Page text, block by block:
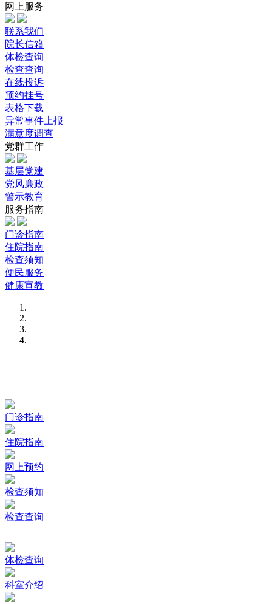
网上服务
联系我们
院长信箱
体检查询
检查查询
在线投诉
预约挂号
表格下载
异常事件上报
满意度调查
党群工作
基层党建
党风廉政
警示教育
服务指南
门诊指南
住院指南
检查须知
便民服务
健康宣教
门诊指南
住院指南
网上预约
检查须知
检查查询
体检查询
科室介绍